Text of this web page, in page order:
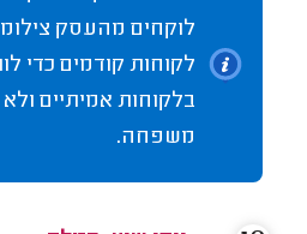
לוקחים מהעסק
לקוחות קודמים כדי
בלקוחות אמיתיים ולא
משפחה.